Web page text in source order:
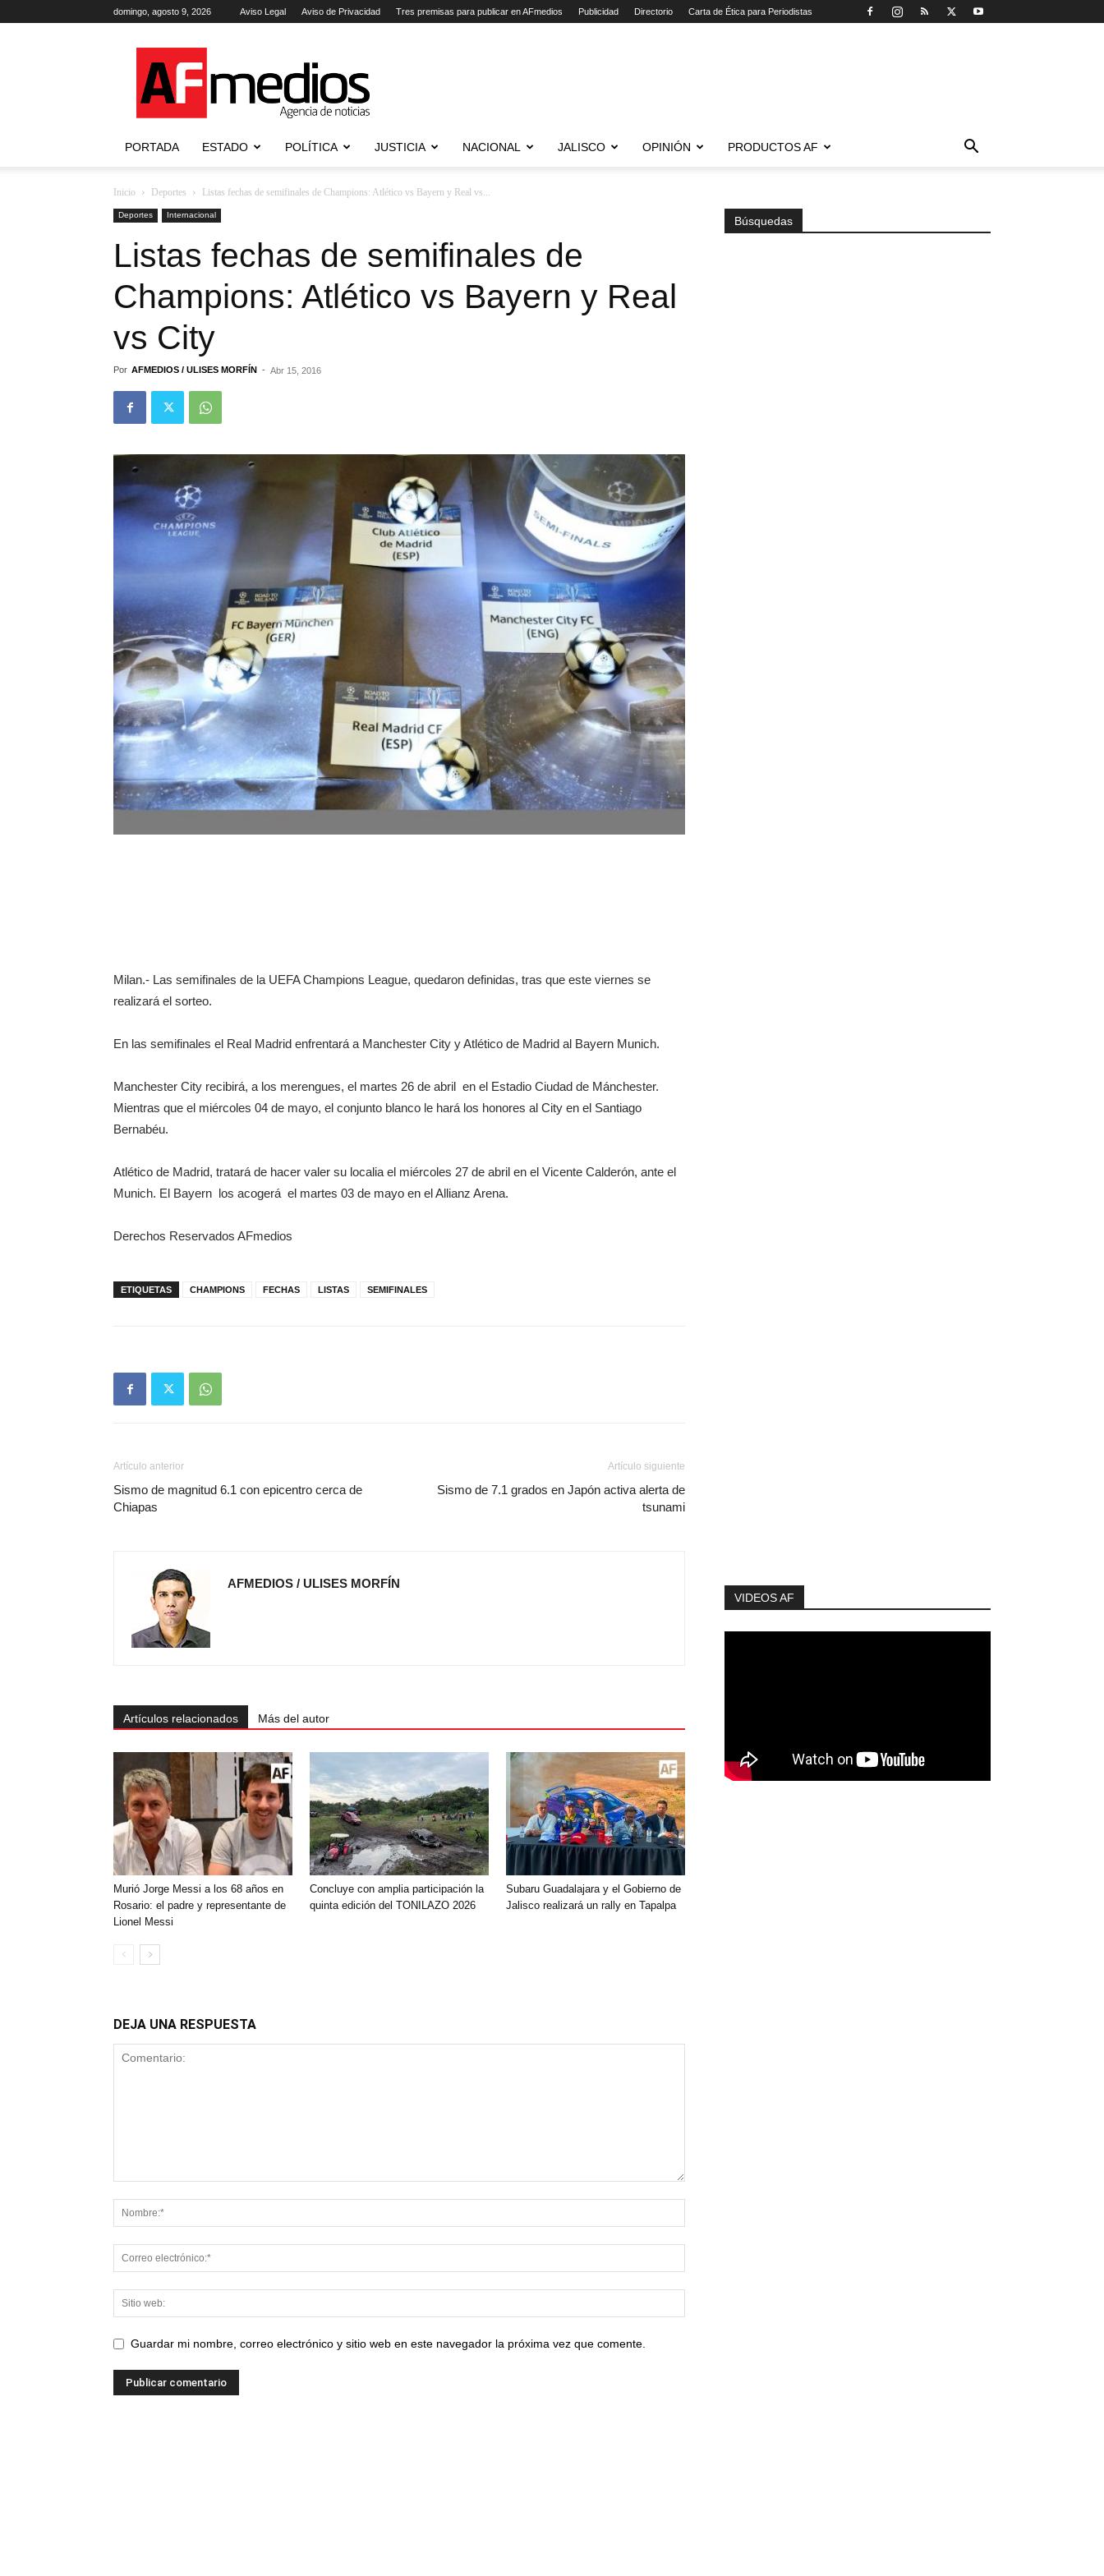
domingo, agosto 9, 2026 Aviso Legal Aviso de Privacidad Tres premisas para publicar en AFmedios Publicidad Directorio Carta de Ética para Periodistas
Agencia
de
Noticias
PORTADA ESTADO POLÍTICA JUSTICIA NACIONAL JALISCO OPINIÓN PRODUCTOS AF
Inicio Deportes Listas fechas de semifinales de Champions: Atlético vs Bayern y Real vs...
Deportes Internacional
Listas fechas de semifinales de
Champions: Atlético vs Bayern y Real
vs City
Por AFMEDIOS / ULISES MORFÍN - Abr 15, 2016
Milan.- Las semifinales de la UEFA Champions League, quedaron definidas, tras que este viernes se
realizará el sorteo.
En las semifinales el Real Madrid enfrentará a Manchester City y Atlético de Madrid al Bayern Munich.
Manchester City recibirá, a los merengues, el martes 26 de abril en el Estadio Ciudad de Mánchester.
Mientras que el miércoles 04 de mayo, el conjunto blanco le hará los honores al City en el Santiago
Bernabéu.
Atlético de Madrid, tratará de hacer valer su localia el miércoles 27 de abril en el Vicente Calderón, ante el
Munich. El Bayern los acogerá el martes 03 de mayo en el Allianz Arena.
Derechos Reservados AFmedios
ETIQUETAS CHAMPIONS FECHAS LISTAS SEMIFINALES
Artículo anterior
Sismo de magnitud 6.1 con epicentro cerca de
Chiapas
Artículo siguiente
Sismo de 7.1 grados en Japón activa alerta de
tsunami
AFMEDIOS / ULISES MORFÍN
Artículos relacionados Más del autor
Murió Jorge Messi a los 68 años en
Rosario: el padre y representante de
Lionel Messi
Concluye con amplia participación la
quinta edición del TONILAZO 2026
Subaru Guadalajara y el Gobierno de
Jalisco realizará un rally en Tapalpa
DEJA UNA RESPUESTA
Guardar mi nombre, correo electrónico y sitio web en este navegador la próxima vez que comente.
Búsquedas
VIDEOS AF